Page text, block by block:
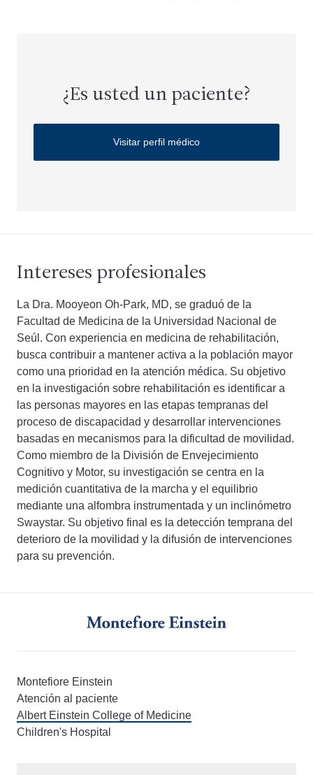
¿Es usted un paciente?
Visitar perfil médico
Intereses profesionales
La Dra. Mooyeon Oh-Park, MD, se graduó de la
Facultad de Medicina de la Universidad Nacional de
Seúl. Con experiencia en medicina de rehabilitación,
busca contribuir a mantener activa a la población mayor
como una prioridad en la atención médica. Su objetivo
en la investigación sobre rehabilitación es identificar a
las personas mayores en las etapas tempranas del
proceso de discapacidad y desarrollar intervenciones
basadas en mecanismos para la dificultad de movilidad.
Como miembro de la División de Envejecimiento
Cognitivo y Motor, su investigación se centra en la
medición cuantitativa de la marcha y el equilibrio
mediante una alfombra instrumentada y un inclinómetro
Swaystar. Su objetivo final es la detección temprana del
deterioro de la movilidad y la difusión de intervenciones
para su prevención.
Montefiore Einstein
Atención al paciente
Albert Einstein College of Medicine
Children's Hospital